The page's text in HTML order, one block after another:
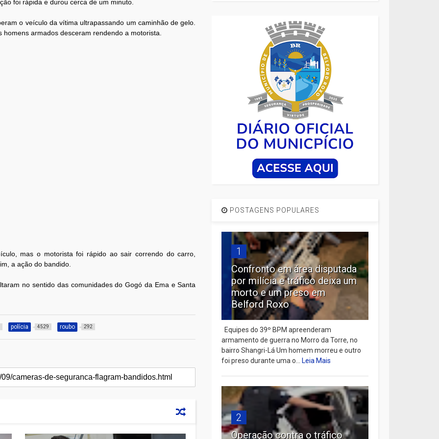
foi rápida e durou cerca de um minuto.
o veículo da vítima ultrapassando um caminhão de gelo.
armados desceram rendendo a motorista.
mas o motorista foi rápido ao sair correndo do carro,
a ação do bandido.
no sentido das comunidades do Gogó da Ema e Santa
polícia 4529 roubo 292
POSTAGENS POPULARES
1
Confronto em área disputada
por milícia e tráfico deixa um
morto e um preso em
Belford Roxo
Equipes do 39º BPM apreenderam
armamento de guerra no Morro da Torre, no
bairro Shangri-Lá Um homem morreu e outro
foi preso durante uma o...Leia Mais
2
Operação contra o tráfico